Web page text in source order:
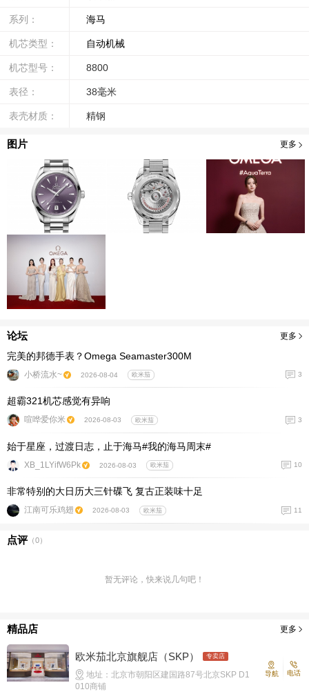
系列： 海马
机芯类型： 自动机械
机芯型号： 8800
表径： 38毫米
表壳材质： 精钢
图片 更多
论坛 更多
完美的邦德手表？Omega Seamaster300M
小桥流水~ 2026-08-04 欧米茄 3
超霸321机芯感觉有异响
喧哗爱你米 2026-08-03 欧米茄 3
始于星座，过渡日志，止于海马#我的海马周末#
XB_1LYifW6Pk 2026-08-03 欧米茄 10
非常特别的大日历大三针碟飞 复古正装味十足
江南可乐鸡翅 2026-08-03 欧米茄 11
点评（0）
暂无评论，快来说几句吧！
精品店 更多
欧米茄北京旗舰店（SKP） 专卖店
地址：北京市朝阳区建国路87号北京SKP D1
010商铺
导航 电话